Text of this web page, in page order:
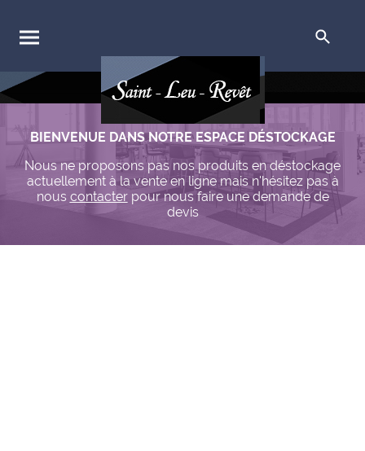
BIENVENUE DANS NOTRE ESPACE DÉSTOCKAGE
Nous ne proposons pas nos produits en déstockage
actuellement à la vente en ligne mais n'hésitez pas à
nous contacterpour nous faire une demande de
devis